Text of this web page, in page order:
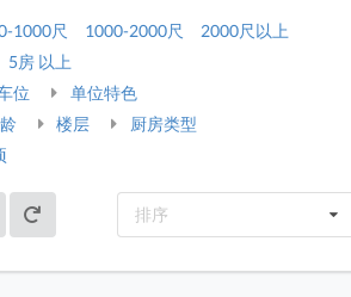
1000尺 1000-2000尺
2000尺以上
5房 以上
位
单位特色
楼层
厨房类型
排序